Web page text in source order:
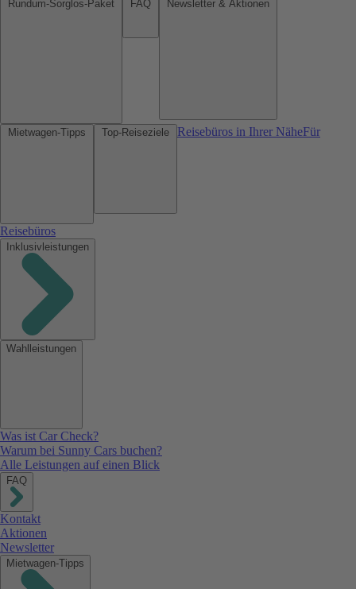
Reisebüros in Ihrer NäheFür
Reisebüros
Inklusivleistungen
Wahlleistungen
Was ist Car Check?
Warum bei Sunny Cars buchen?
Alle Leistungen auf einen Blick
FAQ
Kontakt
Aktionen
Newsletter
Mietwagen-Tipps